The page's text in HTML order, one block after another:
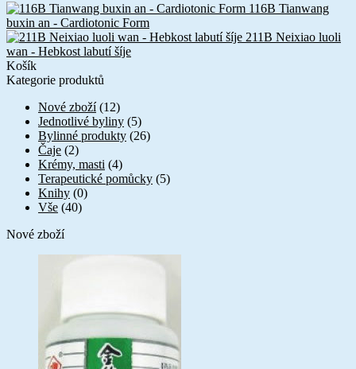
116B Tianwang
buxin an - Cardiotonic Form
211B Neixiao luoli
wan - Hebkost labutí šíje
Košík
Kategorie produktů
Nové zboží (12)
Jednotlivé byliny (5)
Bylinné produkty (26)
Čaje (2)
Krémy, masti (4)
Terapeutické pomůcky (5)
Knihy (0)
Vše (40)
Nové zboží